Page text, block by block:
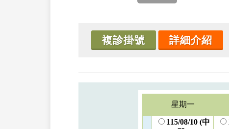
複診掛號 詳細介紹